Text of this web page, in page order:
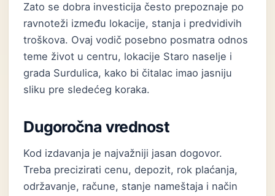
Zato se dobra investicija često prepoznaje po
ravnoteži između lokacije, stanja i predvidivih
troškova. Ovaj vodič posebno posmatra odnos
teme život u centru, lokacije Staro naselje i
grada Surdulica, kako bi čitalac imao jasniju
sliku pre sledećeg koraka.
Dugoročna vrednost
Kod izdavanja je najvažniji jasan dogovor.
Treba precizirati cenu, depozit, rok plaćanja,
održavanje, račune, stanje nameštaja i način